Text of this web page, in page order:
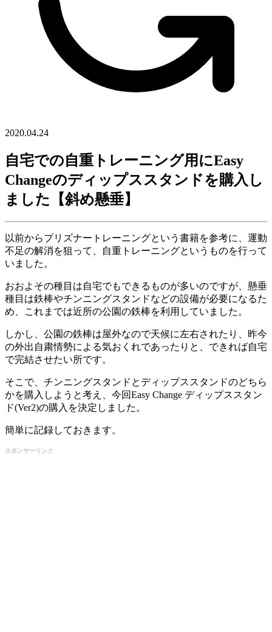
2020.04.24
自宅での自重トレーニング用にEasy
Changeのディップススタンドを購入し
ました【斜め懸垂】
以前からプリズナートレーニングという書籍を参考に、運動
不足の解消を狙って、自重トレーニングというものを行って
いました。
おおよその種目は自宅でもできるものが多いのですが、懸垂
種目は鉄棒やチンニングスタンドなどの設備が必要になるた
め、これまでは近所の公園の鉄棒を利用していました。
しかし、公園の鉄棒は屋外なので天候に左右されたり、昨今
の外出自粛情勢による気おくれであったりと、できれば自宅
で完結させたい所です。
そこで、チンニングスタンドとディップススタンドのどちら
かを購入しようと考え、今回Easy Change ディップススタン
ド(Ver2)の購入を決定しました。
簡単に記録しておきます。
スポンサーリンク